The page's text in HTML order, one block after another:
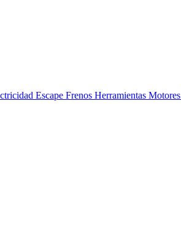
Escape Frenos Herramientas Motores